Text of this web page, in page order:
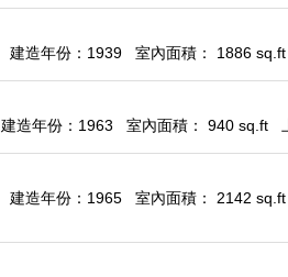
建造年份：1939 室內面積： 1886 sq.ft
建造年份：1963 室內面積： 940 sq.ft
建造年份：1965 室內面積： 2142 sq.ft